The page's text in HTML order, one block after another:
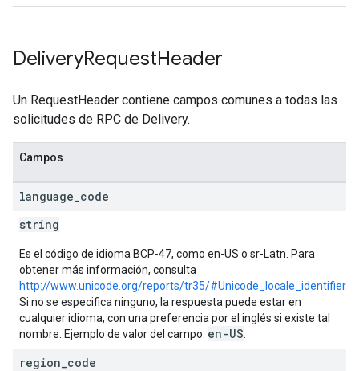
DeliveryRequestHeader
Un RequestHeader contiene campos comunes a todas las
solicitudes de RPC de Delivery.
Campos
language code
string
Es el código de idioma BCP-47, como en-US o sr-Latn. Para
obtener más información, consulta
http://www.unicode.org/reports/tr35/#Unicode_locale_identifier.
Si no se especifica ninguno, la respuesta puede estar en
cualquier idioma, con una preferencia por el inglés si existe tal
nombre. Ejemplo de valor del campo: en-US
region code